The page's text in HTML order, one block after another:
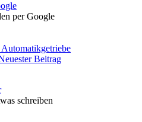
per Google
Automatikgetriebe
Beitrag
schreiben